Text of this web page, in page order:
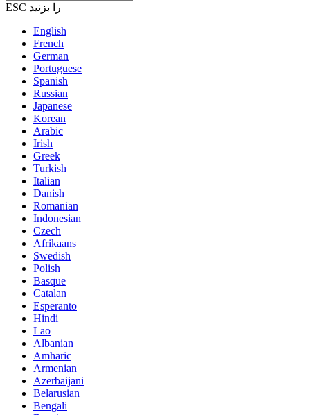
ESC را بزنید
English
French
German
Portuguese
Spanish
Russian
Japanese
Korean
Arabic
Irish
Greek
Turkish
Italian
Danish
Romanian
Indonesian
Czech
Afrikaans
Swedish
Polish
Basque
Catalan
Esperanto
Hindi
Lao
Albanian
Amharic
Armenian
Azerbaijani
Belarusian
Bengali